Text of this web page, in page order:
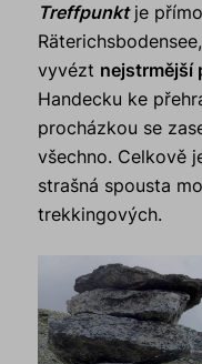
Treffpunktje
vyvézt nejstrmější
Handecku ke
procházkou se
všechno. Celkově
strašná spousta
trekkingových.